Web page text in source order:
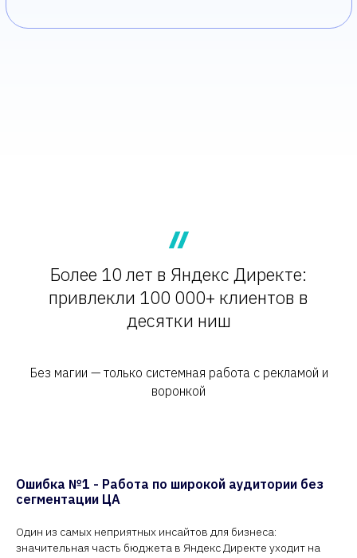
Более 10 лет в Яндекс Директе:
привлекли 100 000+ клиентов в
десятки ниш
Без магии — только системная работа с рекламой и
воронкой
Ошибка №1 - Работа по широкой аудитории без
сегментации ЦА
Один из самых неприятных инсайтов для бизнеса:
значительная часть бюджета в Яндекс Директе уходит на